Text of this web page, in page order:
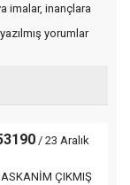
imalar, inançlara
yorumlar
/ 23 Aralık
ÇIKMIŞ